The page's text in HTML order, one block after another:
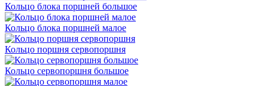
Кольцо блока поршней большое
Кольцо блока поршней малое
Кольцо поршня сервопоршня
Кольцо сервопоршня большое